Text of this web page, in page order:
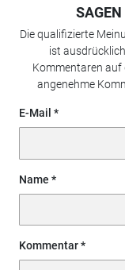
Die qualifizierte
ist
Kommentaren auf
angenehme
E-Mail
Name
Kommentar